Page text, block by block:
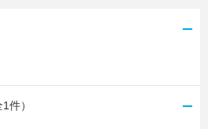
1件）